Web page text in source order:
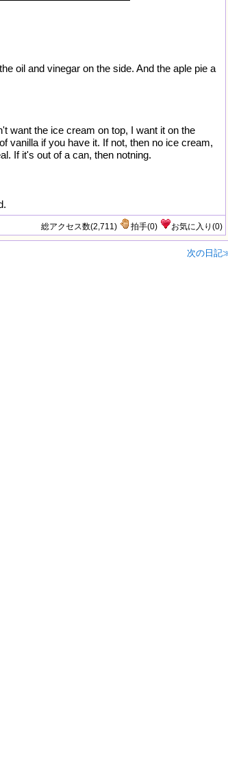
oil and vinegar on the side. And the aple pie a
want the ice cream on top, I want it on the
vanilla if you have it. If not, then no ice cream,
If it's out of a can, then notning.
総アクセス数(2,711) 拍手(0) お気に入り (0)
次の日記